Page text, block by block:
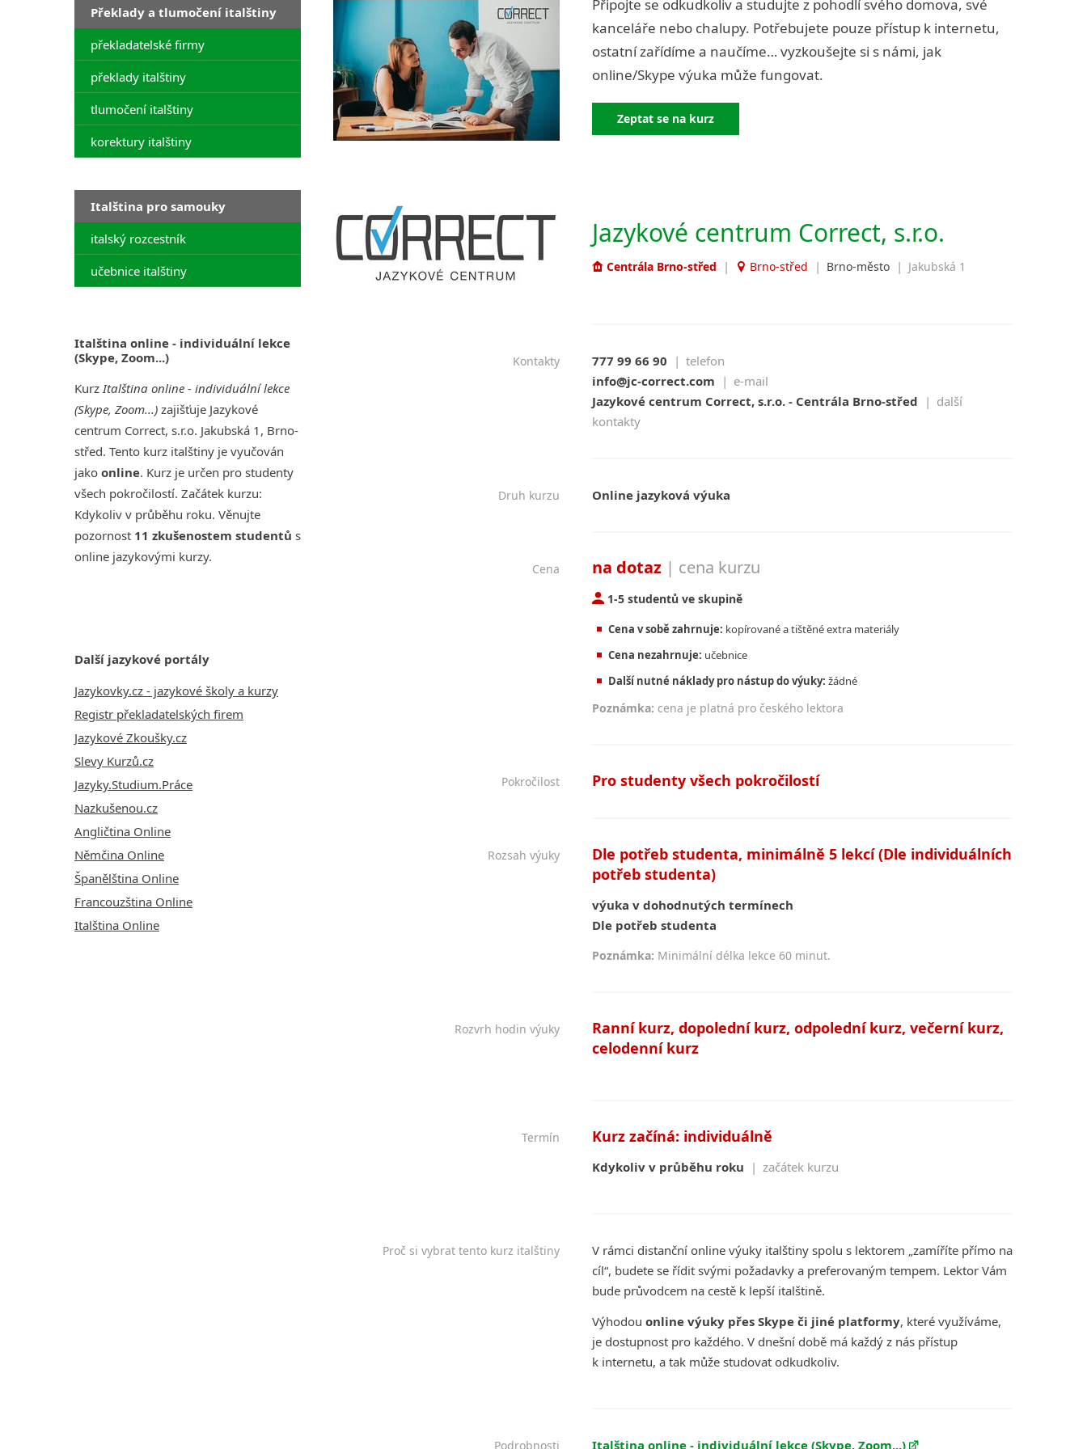
Překlady a tlumočení italštiny
překladatelské firmy
překlady italštiny
tlumočení italštiny
korektury italštiny
Italština pro samouky
italský rozcestník
učebnice italštiny
Italština online - individuální lekce
(Skype, Zoom...)
KurzItalština online - individuální lekce
(Skype, Zoom...) zajišťuje Jazykové
centrum Correct, s.r.o. Jakubská 1, Brno-
střed. Tento kurz italštiny je vyučován
jako online. Kurz je určen pro studenty
všech pokročilostí. Začátek kurzu:
Kdykoliv v průběhu roku. Věnujte
pozornost 11 zkušenostem studentů s
online jazykovými kurzy.
Další jazykové portály
Jazykovky.cz - jazykové školy a kurzy
Registr překladatelských firem
Jazykové Zkoušky.cz
Slevy Kurzů.cz
Jazyky.Studium.Práce
Nazkušenou.cz
Angličtina Online
Němčina Online
Španělština Online
Francouzština Online
Italština Online
Připojte se odkudkoliv a studujte z pohodlí svého domova, své
kanceláře nebo chalupy. Potřebujete pouze přístup k internetu,
ostatní zařídíme a naučíme… vyzkoušejte si s námi, jak
online/Skype výuka může fungovat.
Zeptat se na kurz
Jazykové centrum Correct, s.r.o.
Centrála Brno-střed | Brno-střed | Brno-město | Jakubská 1
Kontakty 777 99 66 90 | telefon
info@jc-correct.com | e-mail
Jazykové centrum Correct, s.r.o. - Centrála Brno-střed | další
kontakty
Druh kurzu Online jazyková výuka
Cena na dotaz | cena kurzu
1-5 studentů ve skupině
Cena v sobě zahrnuje: kopírované a tištěné extra materiály
Cena nezahrnuje: učebnice
Další nutné náklady pro nástup do výuky: žádné
Poznámka: cena je platná pro českého lektora
Pokročilost Pro studenty všech pokročilostí
Rozsah výuky
Dle potřeb studenta, minimálně 5 lekcí (Dle individuálních
potřeb studenta)
výuka v dohodnutých termínech
Dle potřeb studenta
Poznámka: Minimální délka lekce 60 minut.
Rozvrh hodin výuky
Ranní kurz, dopolední kurz, odpolední kurz, večerní kurz,
celodenní kurz
Termín Kurz začíná: individuálně
Kdykoliv v průběhu roku | začátek kurzu
Proč si vybrat tento kurz italštiny
V rámci distanční online výuky italštiny spolu s lektorem „zamíříte přímo na
cíl“, budete se řídit svými požadavky a preferovaným tempem. Lektor Vám
bude průvodcem na cestě k lepší italštině.
Výhodou online výuky přes Skype či jiné platformy, které využíváme,
je dostupnost pro každého. V dnešní době má každý z nás přístup
k internetu, a tak může studovat odkudkoliv.
Podrobnosti Italština online - individuální lekce (Skype, Zoom...)